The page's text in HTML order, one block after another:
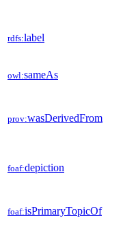
rdfs:label
owl:sameAs
prov:wasDerivedFrom
foaf:depiction
foaf:isPrimaryTopicOf